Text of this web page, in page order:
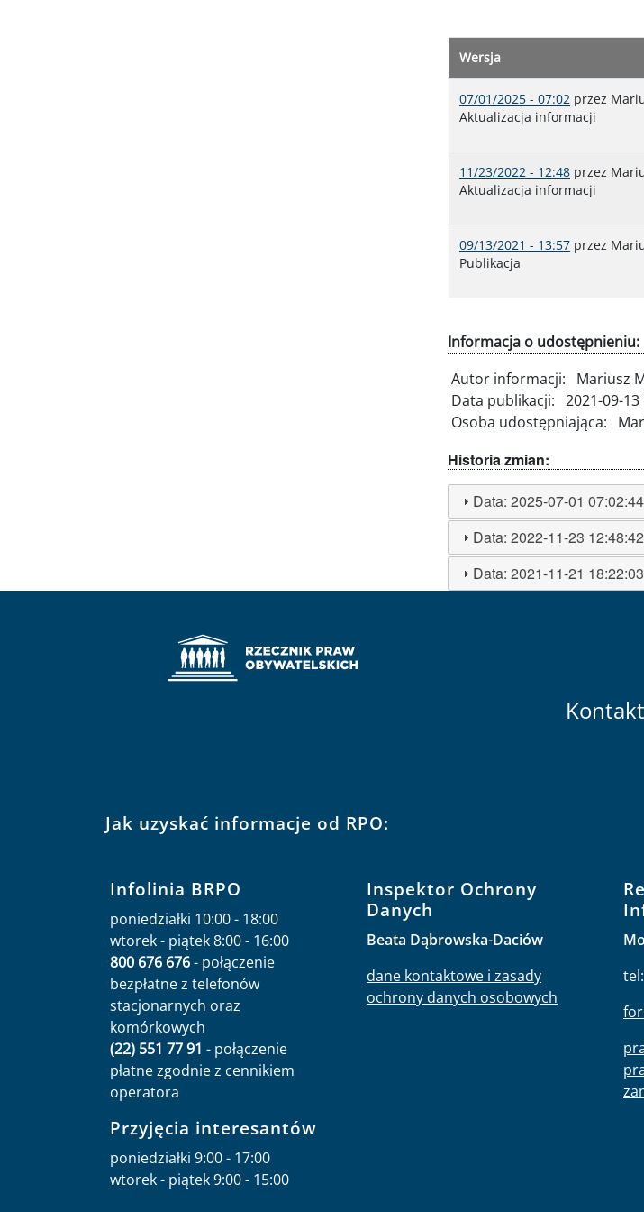
Wersja
07/01/2025 - 07:02 przez
Aktualizacja informacji
11/23/2022 - 12:48 przez
Aktualizacja informacji
09/13/2021 - 13:57 przez
Publikacja
Informacja o udostępnieniu:
Autor informacji:
Mariusz
Data publikacji: 2021-09-13
Osoba udostępniająca:
Historia zmian:
Data:2025-07-01 07:02:44
Data:2022-11-23 12:48:42
Data:2021-11-21 18:22:03
Kontakt
Jak uzyskać informacje od RPO:
Infolinia BRPO
poniedziałki 10:00 - 18:00
wtorek - piątek 8:00 - 16:00
800 676 676- połączenie
bezpłatne z telefonów
stacjonarnych oraz
komórkowych
(22) 551 77 91 - połączenie
płatne zgodnie z cennikiem
operatora
Przyjęcia interesantów
poniedziałki 9:00 - 17:00
wtorek - piątek 9:00 - 15:00
Inspektor Ochrony
Danych
Beata Dąbrowska-Daciów
dane kontaktowe i zasady
ochrony danych osobowych
tel: